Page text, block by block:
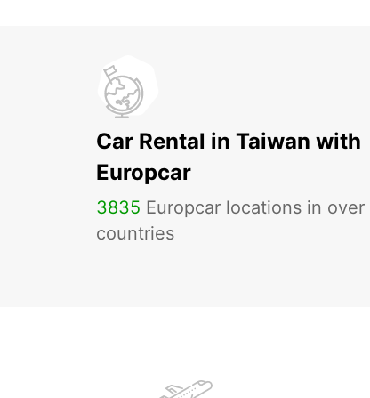
Car Rental in Taiwan with
Europcar
3835 Europcar locations in over
countries